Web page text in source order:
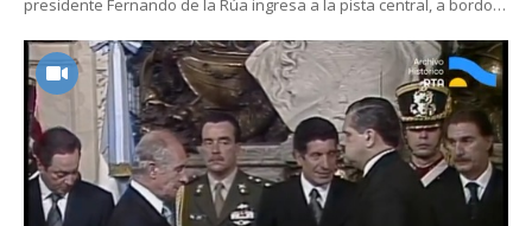
presidente Fernando de la Rúa ingresa a la pista central, a bordo…